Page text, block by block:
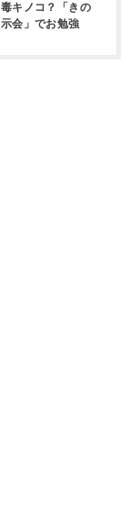
キノコ？「きの
会」でお勉強